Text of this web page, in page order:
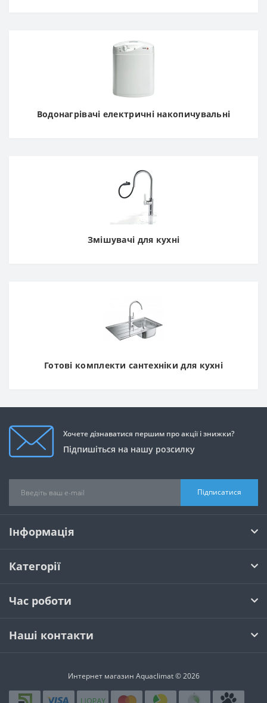
Водонагрівачі електричні накопичувальні
Змішувачі для кухні
Готові комплекти сантехніки для кухні
Хочете дізнаватися першим про акції і знижки?
Підпишіться на нашу розсилку
Підписатися
Інформація
Категорії
Час роботи
Наші контакти
Интернет магазин Aquaclimat © 2026